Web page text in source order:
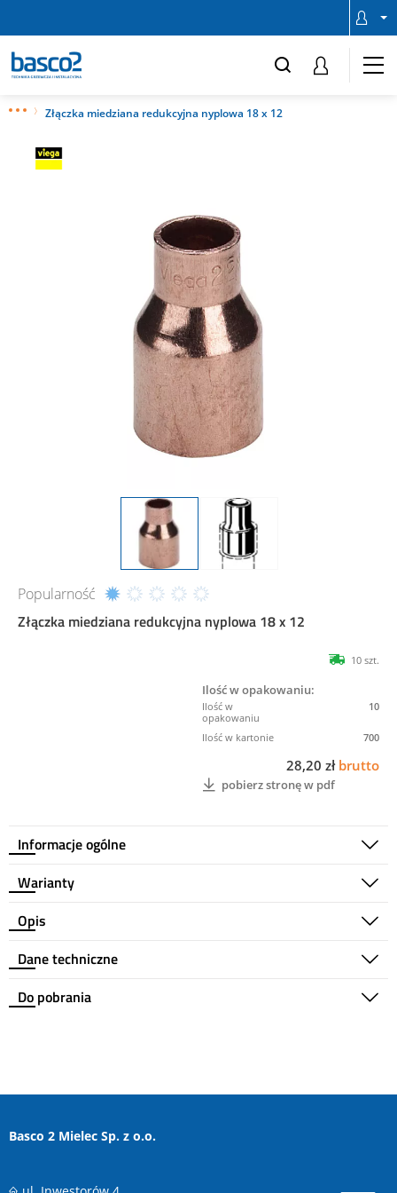
Złączka miedziana redukcyjna nyplowa 18 x 12
Popularność
Złączka miedziana redukcyjna nyplowa 18 x 12
Informacje ogólne
10 szt.
Ilość w opakowaniu:
10
700
28,20 zł brutto
pobierz stronę w pdf
Warianty
Opis
Dane techniczne
Do pobrania
Basco 2 Mielec Sp. z o.o.